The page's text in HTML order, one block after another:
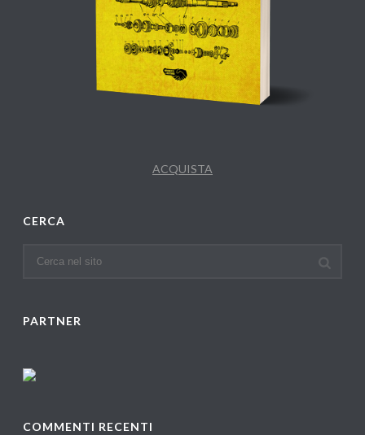
ACQUISTA
CERCA
PARTNER
COMMENTI RECENTI